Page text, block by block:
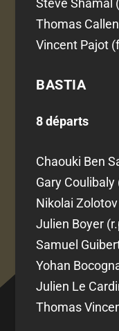
Steve Shamal
Thomas
Vincent Pajot
BASTIA
8 départs
Chaouki Ben
Gary
Nikolai
Julien Boyer
Samuel
Yohan
Julien Le
Thomas